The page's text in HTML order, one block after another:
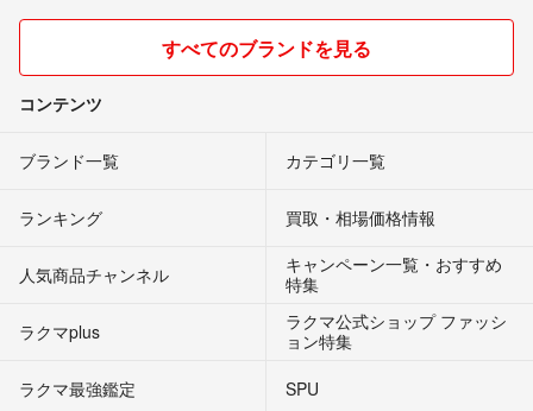
すべてのブランドを見る
コンテンツ
ブランド一覧 カテゴリ一覧
ランキング 買取・相場価格情報
人気商品チャンネル
キャンペーン一覧・おすすめ
特集
ラクマplus
ラクマ公式ショップ ファッシ
ョン特集
ラクマ最強鑑定
SPU